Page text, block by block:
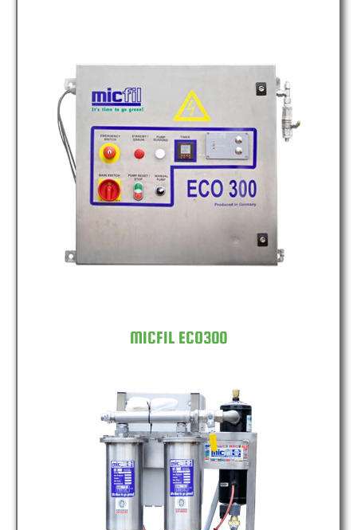
MICFIL ECO300
MICFIL ECO300